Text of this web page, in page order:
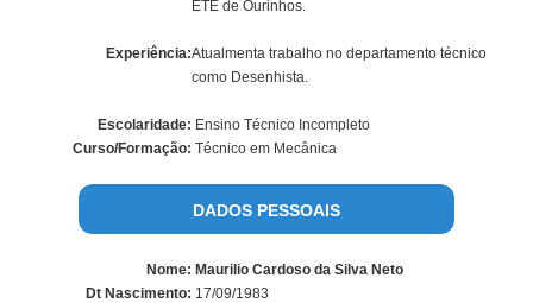
ETE de Ourinhos.
Experiência:Atualmenta trabalho no departamento técnico
como Desenhista.
Escolaridade: Ensino Técnico Incompleto
Curso/Formação: Técnico em Mecânica
DADOS PESSOAIS
Nome: Maurilio Cardoso da Silva Neto
Dt Nascimento: 17/09/1983